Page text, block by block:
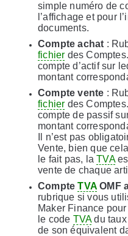
simple numéro de
l’affichage et pour
documents.
Compte achat :
fichier des
compte d’actif sur
montant
Compte vente :
fichier des
compte de passif
montant
Il n’est pas
Vente, bien que
le fait pas, laTVA
vente de chaque
CompteTVA OMF
rubrique si vous
Maker Finance
le code TVAdu taux
de son équivalent